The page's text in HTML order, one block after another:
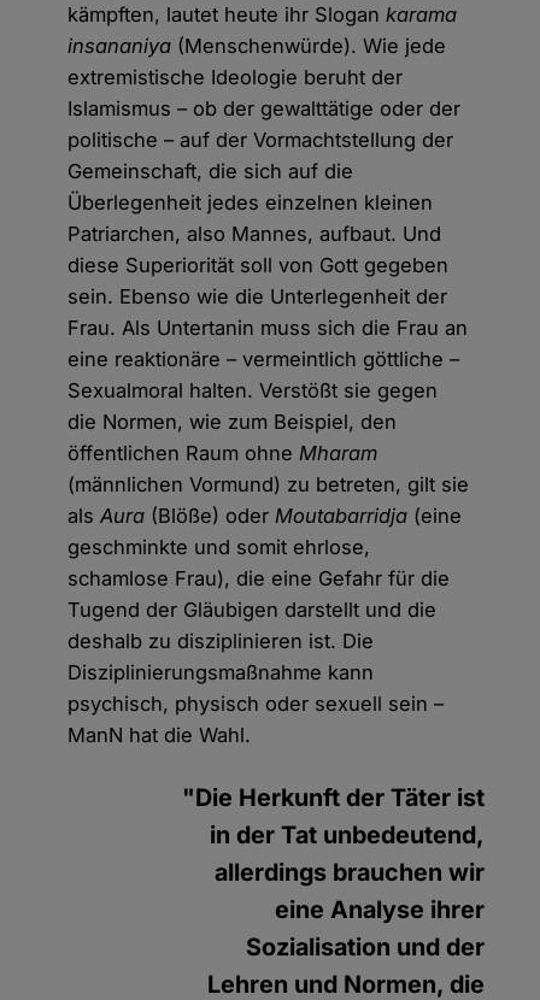
kämpften, lautet heute ihr Slogankarama
insananiya (Menschenwürde). Wie jede
extremistische Ideologie beruht der
Islamismus – ob der gewalttätige oder der
politische – auf der Vormachtstellung der
Gemeinschaft, die sich auf die
Überlegenheit jedes einzelnen kleinen
Patriarchen, also Mannes, aufbaut. Und
diese Superiorität soll von Gott gegeben
sein. Ebenso wie die Unterlegenheit der
Frau. Als Untertanin muss sich die Frau an
eine reaktionäre – vermeintlich göttliche –
Sexualmoral halten. Verstößt sie gegen
die Normen, wie zum Beispiel, den
öffentlichen Raum ohne Mharam
(männlichen Vormund) zu betreten, gilt sie
alsAura (Blöße) oder Moutabarridja (eine
geschminkte und somit ehrlose,
schamlose Frau), die eine Gefahr für die
Tugend der Gläubigen darstellt und die
deshalb zu disziplinieren ist. Die
Disziplinierungsmaßnahme kann
psychisch, physisch oder sexuell sein –
ManN hat die Wahl.
"Die Herkunft der Täter ist
in der Tat unbedeutend,
allerdings brauchen wir
eine Analyse ihrer
Sozialisation und der
Lehren und Normen, die